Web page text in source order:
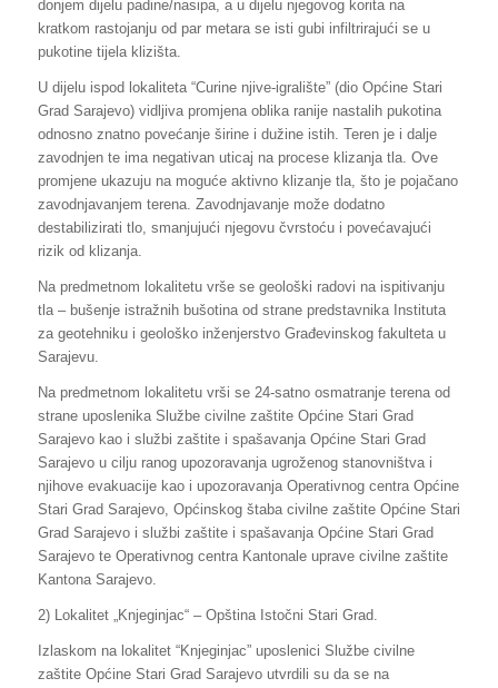
donjem dijelu padine/nasipa, a u dijelu njegovog korita na
kratkom rastojanju od par metara se isti gubi infiltrirajući se u
pukotine tijela klizišta.
U dijelu ispod lokaliteta “Curine njive-igralište” (dio Općine Stari
Grad Sarajevo) vidljiva promjena oblika ranije nastalih pukotina
odnosno znatno povećanje širine i dužine istih. Teren je i dalje
zavodnjen te ima negativan uticaj na procese klizanja tla. Ove
promjene ukazuju na moguće aktivno klizanje tla, što je pojačano
zavodnjavanjem terena. Zavodnjavanje može dodatno
destabilizirati tlo, smanjujući njegovu čvrstoću i povećavajući
rizik od klizanja.
Na predmetnom lokalitetu vrše se geološki radovi na ispitivanju
tla – bušenje istražnih bušotina od strane predstavnika Instituta
za geotehniku i geološko inženjerstvo Građevinskog fakulteta u
Sarajevu.
Na predmetnom lokalitetu vrši se 24-satno osmatranje terena od
strane uposlenika Službe civilne zaštite Općine Stari Grad
Sarajevo kao i službi zaštite i spašavanja Općine Stari Grad
Sarajevo u cilju ranog upozoravanja ugroženog stanovništva i
njihove evakuacije kao i upozoravanja Operativnog centra Općine
Stari Grad Sarajevo, Općinskog štaba civilne zaštite Općine Stari
Grad Sarajevo i službi zaštite i spašavanja Općine Stari Grad
Sarajevo te Operativnog centra Kantonale uprave civilne zaštite
Kantona Sarajevo.
2) Lokalitet „Knjeginjac“ – Opština Istočni Stari Grad.
Izlaskom na lokalitet “Knjeginjac” uposlenici Službe civilne
zaštite Općine Stari Grad Sarajevo utvrdili su da se na